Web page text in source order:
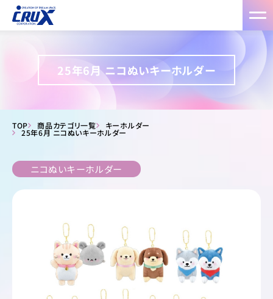
25年6月 ニコぬいキーホルダー
TOP 商品カテゴリ一覧 キーホルダー
25年6月 ニコぬいキーホルダー
ニコぬいキーホルダー